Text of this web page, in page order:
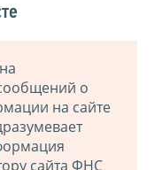
о
на сайте
сайта ФНС